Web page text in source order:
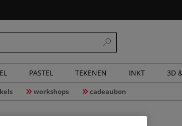
PASTEL TEKENEN INKT 3D
workshops cadeaubon